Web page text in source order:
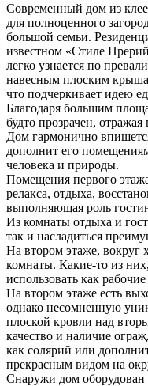
Современный дом из
для полноценного
большой семьи.
известном «Стиле
легко узнается по
навесным плоским
что подчеркивает идею
Благодаря большим
будто прозрачен,
Дом гармонично
дополнит его
человека и природы.
Помещения первого
релакса, отдыха,
выполняющая роль
Из комнаты отдыха и
так и насладиться
На втором этаже, вокруг
комнаты. Какие-то из
использовать как
На втором этаже есть
однако несомненную
плоской кровли над
качество и наличие
как солярий или
прекрасным видом на
Снаружи дом оборудован